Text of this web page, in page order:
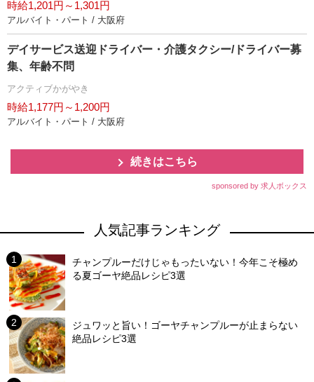
時給1,201円～1,301円
アルバイト・パート / 大阪府
デイサービス送迎ドライバー・介護タクシー/ドライバー募
集、年齢不問
アクティブかがやき
時給1,177円～1,200円
アルバイト・パート / 大阪府
続きはこちら
sponsored by 求人ボックス
人気記事ランキング
チャンプルーだけじゃもったいない！今年こそ極め
る夏ゴーヤ絶品レシピ3選
ジュワッと旨い！ゴーヤチャンプルーが止まらない
絶品レシピ3選